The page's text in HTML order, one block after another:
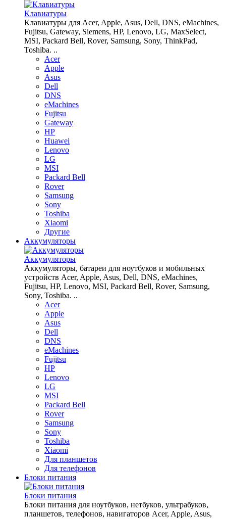
Клавиатуры
Клавиатуры для Acer, Apple, Asus, Dell, DNS, eMachines,
Fujitsu, Gateway, Siemens, HP, Lenovo, LG, MaxSelect,
MSI, Packard Bell, Rover, Samsung, Sony, ThinkPad,
Toshiba. ..
Acer
Apple
Asus
Dell
DNS
eMachines
Fujitsu
Gateway
HP
Huawei
Lenovo
LG
MSI
Packard Bell
Rover
Samsung
Sony
Toshiba
Xiaomi
Другие
Аккумуляторы
Аккумуляторы
Аккумуляторы, батареи для ноутбуков и мобильных
устройств Acer, Apple, Asus, Dell, DNS, eMachines,
Fujitsu, HP, Lenovo, MSI, Packard Bell, Rover, Samsung,
Sony, Toshiba. ..
Acer
Apple
Asus
Dell
DNS
eMachines
Fujitsu
HP
Lenovo
LG
MSI
Packard Bell
Rover
Samsung
Sony
Toshiba
Xiaomi
Для планшетов
Для телефонов
Блоки питания
Блоки питания
Блоки питания для ноутбуков, нетбуков, ультрабуков,
планшетов, телефонов, навигаторов Acer, Apple, Asus,